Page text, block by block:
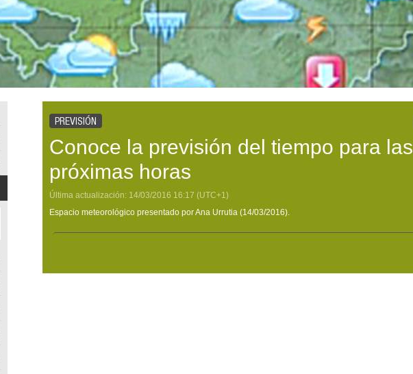
PREVISIÓN
Conoce la previsión del tiempo para las
próximas horas
Última actualización: 14/03/2016 16:17 (UTC+1)
Espacio meteorológico presentado por Ana Urrutia (14/03/2016).